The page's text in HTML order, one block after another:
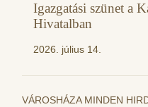
Igazgatási szünet a
Hivatalban
2026. július 14.
VÁROSHÁZA MINDEN